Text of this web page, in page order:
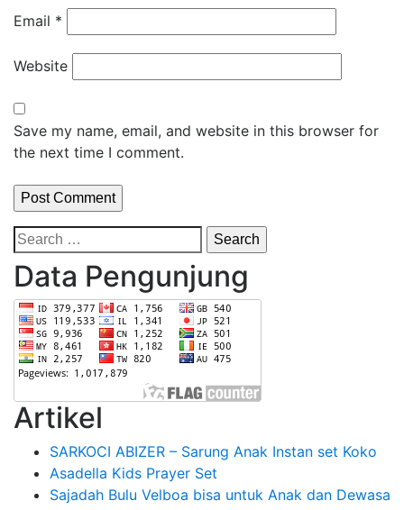
Email *
Website
Save my name, email, and website in this browser for
the next time I comment.
Search
for:
Data Pengunjung
Artikel
SARKOCI ABIZER – Sarung Anak Instan set Koko
Asadella Kids Prayer Set
Sajadah Bulu Velboa bisa untuk Anak dan Dewasa